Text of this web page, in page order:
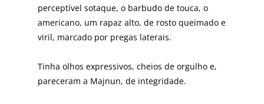
perceptível sotaque, o barbudo de touca, o
americano, um rapaz alto, de rosto queimado e
viril, marcado por pregas laterais.
Tinha olhos expressivos, cheios de orgulho e,
pareceram a Majnun, de integridade.